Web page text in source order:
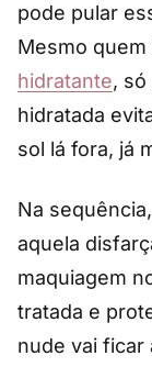
pode pular
Mesmo quem
hidratante,
hidratada
sol lá fora, já
Na
aquela
maquiagem
tratada e
nude vai ficar